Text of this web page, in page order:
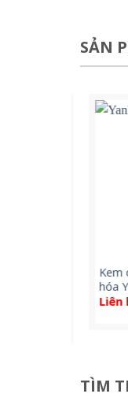
SẢN
Kem
hóa
Liên
TÌM